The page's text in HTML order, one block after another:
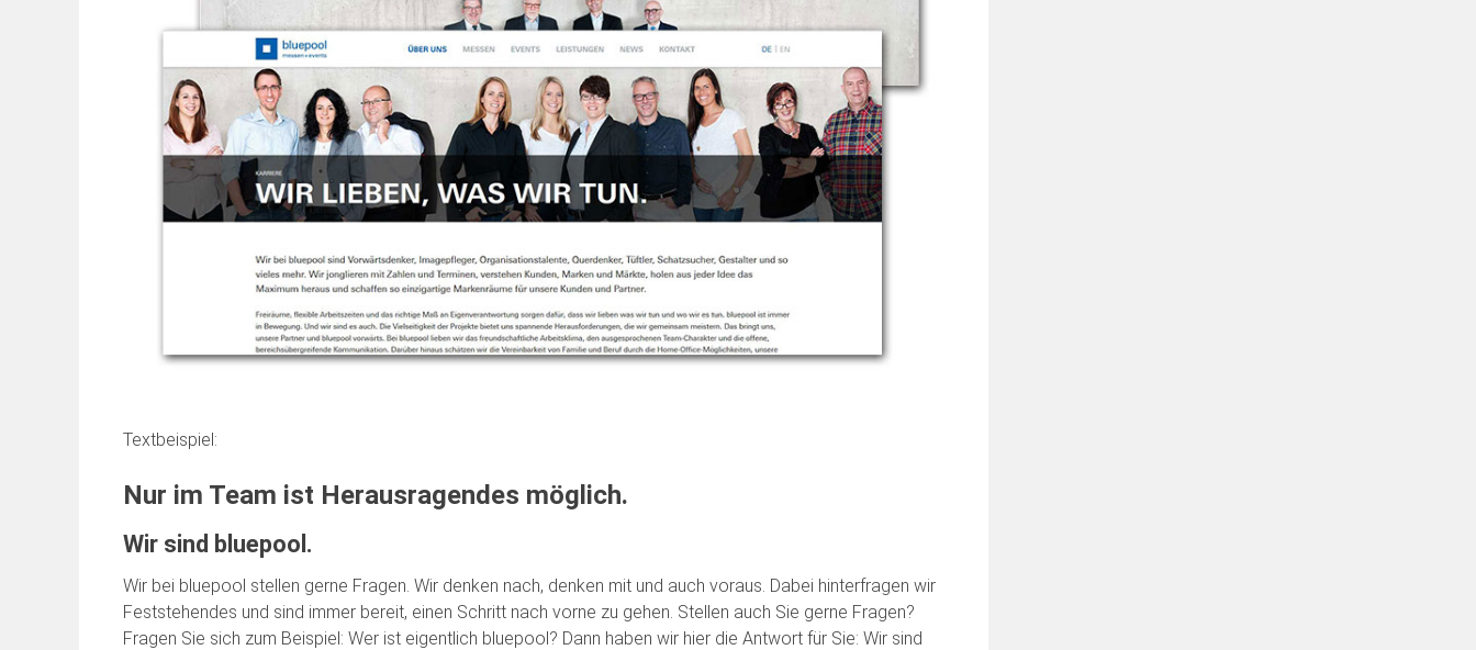
Textbeispiel:
Nur im Team ist Herausragendes möglich.
Wir sind bluepool.
Wir bei bluepool stellen gerne Fragen. Wir denken nach, denken mit und auch voraus. Dabei hinterfragen wir
Feststehendes und sind immer bereit, einen Schritt nach vorne zu gehen. Stellen auch Sie gerne Fragen?
Fragen Sie sich zum Beispiel: Wer ist eigentlich bluepool? Dann haben wir hier die Antwort für Sie: Wir sind